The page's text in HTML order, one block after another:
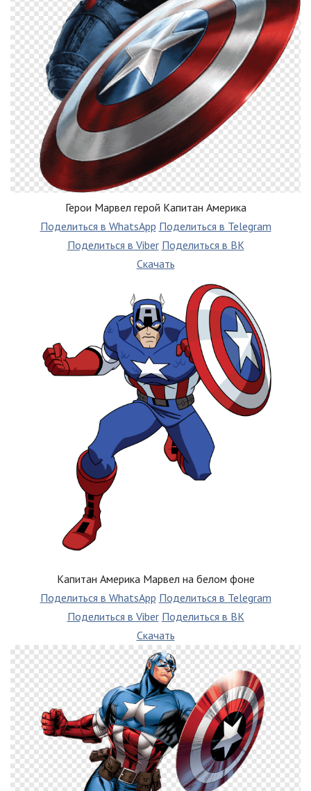
Герои Марвел герой Капитан Америка
Поделиться в WhatsApp Поделиться в Telegram
Поделиться в Viber Поделиться в ВК
Скачать
Капитан Америка Марвел на белом фоне
Поделиться в WhatsApp Поделиться в Telegram
Поделиться в Viber Поделиться в ВК
Скачать